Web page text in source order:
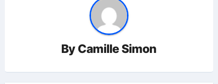
ByCamille Simon